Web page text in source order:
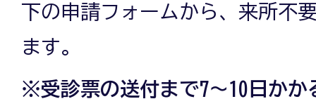
下の申請フォームから、来所不
ます。
※受診票の送付まで7～10日かか